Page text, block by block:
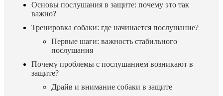
Основы послушания в защите: почему это так
важно?
Тренировка собаки: где начинается послушание?
Первые шаги: важность стабильного
послушания
Почему проблемы с послушанием возникают в
защите?
Драйв и внимание собаки в защите